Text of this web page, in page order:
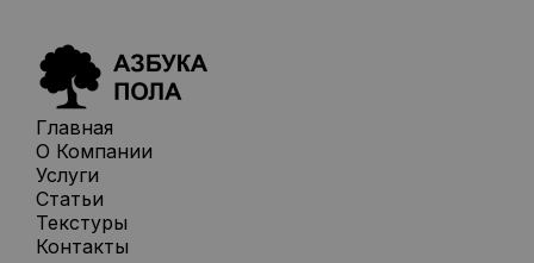
Главная
О Компании
Услуги
Статьи
Текстуры
Контакты